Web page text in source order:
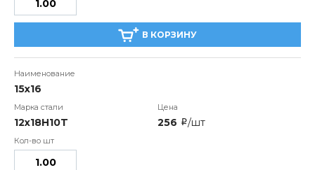
В КОРЗИНУ
15х16
12х18Н10T 256 i/шт